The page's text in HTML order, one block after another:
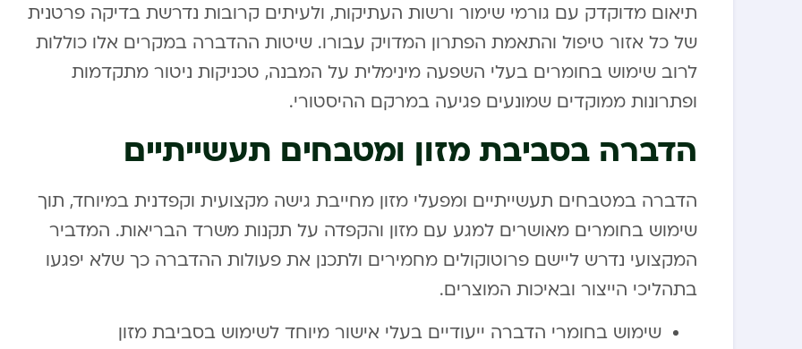
תיאום מדוקדק עם גורמי שימור ורשות העתיקות, ולעיתים קרובות נדרשת בדיקה פרטנית
של כל אזור טיפול והתאמת הפתרון המדויק עבורו. שיטות ההדברה במקרים אלו כוללות
לרוב שימוש בחומרים בעלי השפעה מינימלית על המבנה, טכניקות ניטור מתקדמות
ופתרונות ממוקדים שמונעים פגיעה במרקם ההיסטורי.
הדברה בסביבת מזון ומטבחים תעשייתיים
הדברה במטבחים תעשייתיים ומפעלי מזון מחייבת גישה מקצועית וקפדנית במיוחד, תוך
שימוש בחומרים מאושרים למגע עם מזון והקפדה על תקנות משרד הבריאות. המדביר
המקצועי נדרש ליישם פרוטוקולים מחמירים ולתכנן את פעולות ההדברה כך שלא יפגעו
בתהליכי הייצור ובאיכות המוצרים.
שימוש בחומרי הדברה ייעודיים בעלי אישור מיוחד לשימוש בסביבת מזון